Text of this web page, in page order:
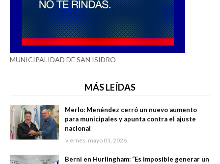
MUNICIPALIDAD DE SAN ISIDRO
MÁS LEÍDAS
Merlo: Menéndez cerró un nuevo aumento
para municipales y apunta contra el ajuste
nacional
viernes, mayo 01, 2026
Berni en Hurlingham: “Es imposible generar un